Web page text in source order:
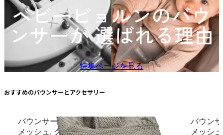
ベビービョルンのバウ
ンサーが 選ばれる理由
特集ページを見る
おすすめのバウンサーとアクセサリー
バウンサーBliss（ブリス）
メッシュ, グレーベージュ
バウン
メッシ